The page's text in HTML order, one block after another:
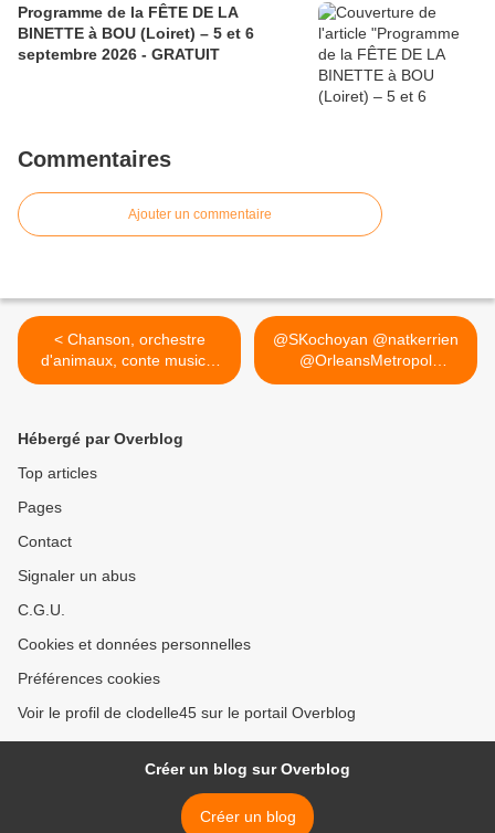
Programme de la FÊTE DE LA
BINETTE à BOU (Loiret) – 5 et 6
septembre 2026 - GRATUIT
Commentaires
Ajouter un commentaire
< Chanson, orchestre
d'animaux, conte musical
et...
@SKochoyan @natkerrien
@OrleansMetropol
@leloiret... >
Hébergé par Overblog
Top articles
Pages
Contact
Signaler un abus
C.G.U.
Cookies et données personnelles
Préférences cookies
Voir le profil de clodelle45 sur le portail Overblog
Créer un blog sur Overblog
Créer un blog